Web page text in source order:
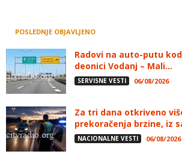
POSLEDNJE OBJAVLJENO
Radovi na auto-putu
deonici Vodanj – Mali...
SERVISNE VESTI 06/08/2026
Za tri dana otkriveno
prekoračenja brzine, iz
NACIONALNE VESTI 06/08/2026